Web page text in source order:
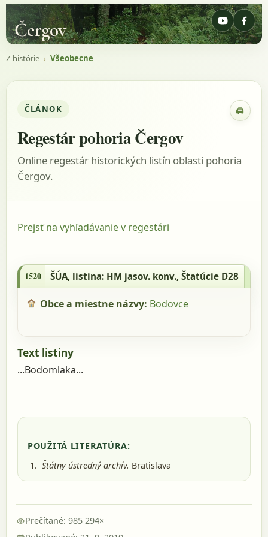
Čergov
Z histórie › Všeobecne
ČLÁNOK 🖨
Regestár pohoria Čergov
Online regestár historických listín oblasti pohoria
Čergov.
Prejsť na vyhľadávanie v regestári
Štatúcie D28
1520 ŠÚA, listina: HM jasov. konv., Štatúcie D28
Obce a miestne názvy: Bodovce
Text listiny
...Bodomlaka...
POUŽITÁ LITERATÚRA:
Štátny ústredný archív. Bratislava
Prečítané: 985 294×